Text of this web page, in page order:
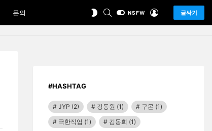
문의
SWITCHSEARCHNSFW 글싸기
#HASHTAG
JYP (2) 강동원 (1) 구몬 (1)
극한직업 (1) 김동희 (1)